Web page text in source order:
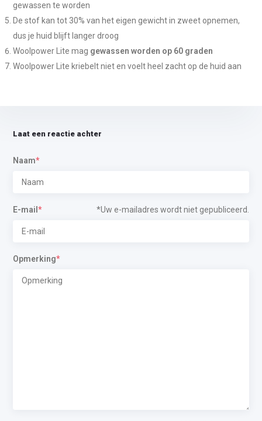
gewassen te worden
De stof kan tot 30% van het eigen gewicht in zweet opnemen,
dus je huid blijft langer droog
Woolpower Lite mag gewassen worden op 60 graden
Woolpower Lite kriebelt niet en voelt heel zacht op de huid aan
Laat een reactie achter
Naam*
E-mail* *Uw e-mailadres wordt niet gepubliceerd.
Opmerking*